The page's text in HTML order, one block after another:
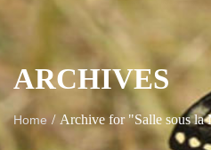
ARCHIVES
Home / Archive for "Salle sous